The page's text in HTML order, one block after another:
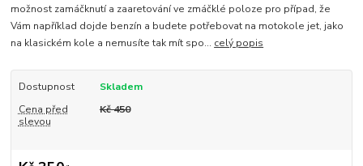
možnost zamáčknutí a zaaretování ve zmáčklé poloze pro případ, že
Vám například dojde benzín a budete potřebovat na motokole jet, jako
na klasickém kole a nemusíte tak mít spo... celý popis
Dostupnost
Skladem
Cena před
slevou
Kč 450